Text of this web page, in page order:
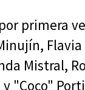
primera
Mistral,
y "Coco"